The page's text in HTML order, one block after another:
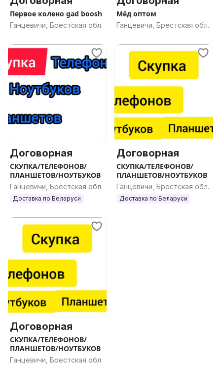
Первое колено gad boosh
Ганцевичи, Брестская обл.
Мёд оптом
Ганцевичи, Брестская обл.
Договорная
СКУПКА/ТЕЛЕФОНОВ/
ПЛАНШЕТОВ/НОУТБУКОВ
Ганцевичи, Брестская обл.
Доставка по Беларуси
Договорная
СКУПКА/ТЕЛЕФОНОВ/
ПЛАНШЕТОВ/НОУТБУКОВ
Ганцевичи, Брестская обл.
Доставка по Беларуси
Договорная
СКУПКА/ТЕЛЕФОНОВ/
ПЛАНШЕТОВ/НОУТБУКОВ
Ганцевичи, Брестская обл.